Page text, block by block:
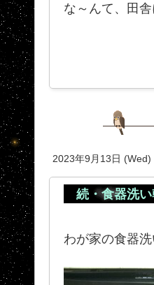
な～んて、田
2023年9月13日 (Wed)
続・食器洗い
わが家の食器